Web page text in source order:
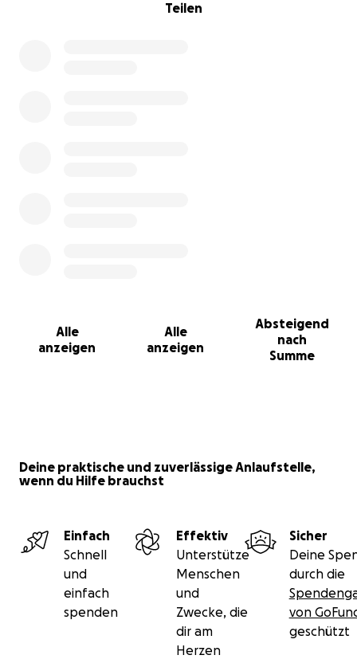
Teilen
Alle
anzeigen
Alle
anzeigen
Absteigend
nach
Summe
Deine praktische und zuverlässige Anlaufstelle,
wenn du Hilfe brauchst
Einfach
Schnell
und
einfach
spenden
Effektiv
Unterstütze
Menschen
und
Zwecke, die
dir am
Herzen
Sicher
Deine
durch die
von
geschützt